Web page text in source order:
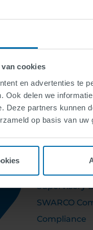
cookies
en advertenties te
Ook delen we
Deze partners kunnen
op basis van uw
ABOUT US
Supervisory
SWARCO
Compliance